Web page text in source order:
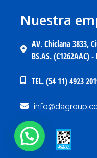
Nuestra
AV. Chiclana 3833,
BS.AS. (C1262AAC)
TEL. (54 11) 4923